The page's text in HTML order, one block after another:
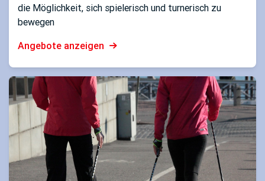
die Möglichkeit, sich spielerisch und turnerisch zu
bewegen
Angebote anzeigen